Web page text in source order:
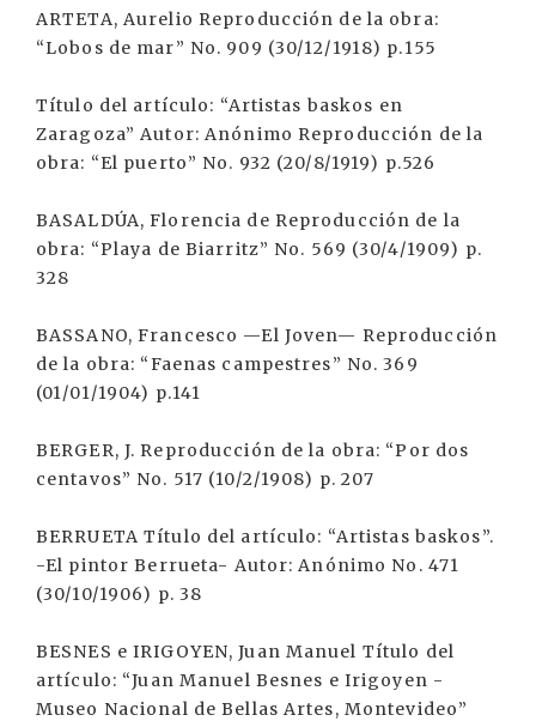
ARTETA, Aurelio Reproducción de la obra:
“Lobos de mar” No. 909 (30/12/1918) p.155
Título del artículo: “Artistas baskos en
Zaragoza” Autor: Anónimo Reproducción de la
obra: “El puerto” No. 932 (20/8/1919) p.526
BASALDÚA, Florencia de Reproducción de la
obra: “Playa de Biarritz” No. 569 (30/4/1909) p.
328
BASSANO, Francesco —El Joven— Reproducción
de la obra: “Faenas campestres” No. 369
(01/01/1904) p.141
BERGER, J. Reproducción de la obra: “Por dos
centavos” No. 517 (10/2/1908) p. 207
BERRUETA Título del artículo: “Artistas baskos”.
-El pintor Berrueta- Autor: Anónimo No. 471
(30/10/1906) p. 38
BESNES e IRIGOYEN, Juan Manuel Título del
artículo: “Juan Manuel Besnes e Irigoyen -
Museo Nacional de Bellas Artes, Montevideo”